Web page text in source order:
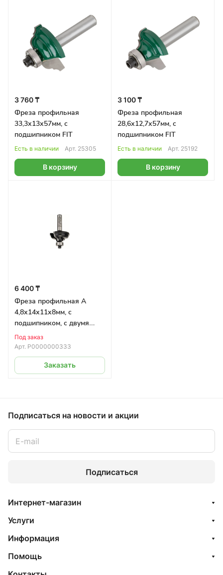
3 760 ₸
Фреза профильная
33,3х13х57мм, с
подшипником FIT
Есть в наличии Арт. 25305
В корзину
3 100 ₸
Фреза профильная
28,6х12,7х57мм, с
подшипником FIT
Есть в наличии Арт. 25192
В корзину
6 400 ₸
Фреза профильная A
4,8х14х11х8мм, с
подшипником, с двумя
лезвиями BOSCH
Под заказ
Арт. Р0000000333
Заказать
Подписаться на новости и акции
Подписаться
Интернет-магазин
Услуги
Информация
Помощь